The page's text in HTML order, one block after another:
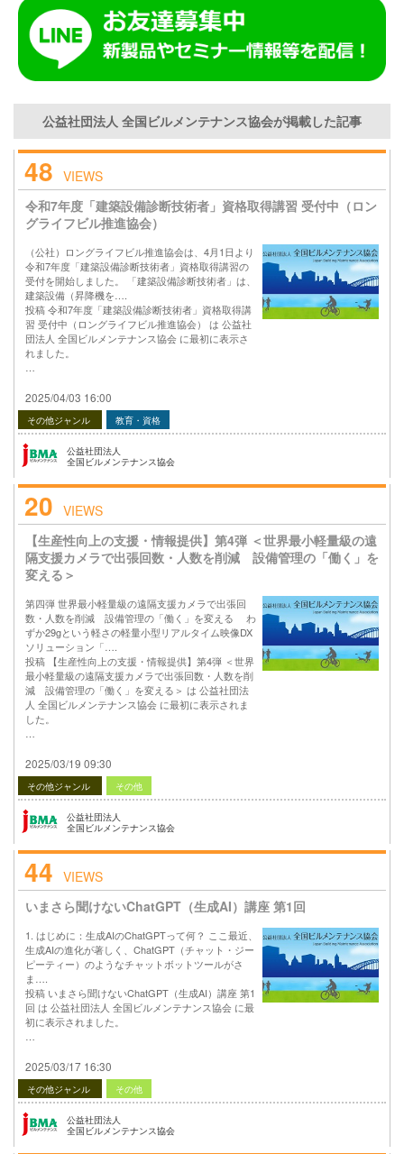
公益社団法人 全国ビルメンテナンス協会が掲載した記事
48 VIEWS
令和7年度「建築設備診断技術者」資格取得講習 受付中（ロン
グライフビル推進協会）
（公社）ロングライフビル推進協会は、4月1日より
令和7年度「建築設備診断技術者」資格取得講習の
受付を開始しました。 「建築設備診断技術者」は、
建築設備（昇降機を….
投稿 令和7年度「建築設備診断技術者」資格取得講
習 受付中（ロングライフビル推進協会） は 公益社
団法人 全国ビルメンテナンス協会 に最初に表示さ
れました。
2025/04/03 16:00
その他ジャンル 教育・資格
公益社団法人
全国ビルメンテナンス協会
20 VIEWS
【生産性向上の支援・情報提供】第4弾 ＜世界最小軽量級の遠
隔支援カメラで出張回数・人数を削減 設備管理の「働く」を
変える＞
第四弾 世界最小軽量級の遠隔支援カメラで出張回
数・人数を削減 設備管理の「働く」を変える わ
ずか29gという軽さの軽量小型リアルタイム映像DX
ソリューション「….
投稿 【生産性向上の支援・情報提供】第4弾 ＜世界
最小軽量級の遠隔支援カメラで出張回数・人数を削
減 設備管理の「働く」を変える＞ は 公益社団法
人 全国ビルメンテナンス協会 に最初に表示されま
した。
2025/03/19 09:30
その他ジャンル その他
公益社団法人
全国ビルメンテナンス協会
44 VIEWS
いまさら聞けないChatGPT（生成AI）講座 第1回
1. はじめに：生成AIのChatGPTって何？ ここ最近、
生成AIの進化が著しく、ChatGPT（チャット・ジー
ピーティー）のようなチャットボットツールがさ
ま….
投稿 いまさら聞けないChatGPT（生成AI）講座 第1
回 は 公益社団法人 全国ビルメンテナンス協会 に最
初に表示されました。
2025/03/17 16:30
その他ジャンル その他
公益社団法人
全国ビルメンテナンス協会